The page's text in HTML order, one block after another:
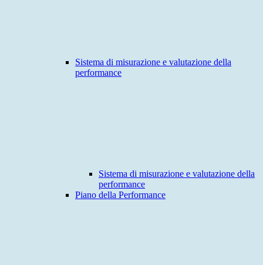
Sistema di misurazione e valutazione della
performance
Sistema di misurazione e valutazione della
performance
Piano della Performance